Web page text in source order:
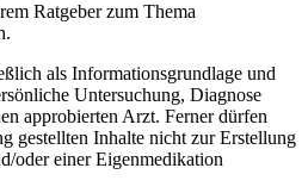
Ratgeber zum Thema
als Informationsgrundlage und
Untersuchung, Diagnose
approbierten Arzt. Ferner dürfen
gestellten Inhalte nicht zur Erstellung
oder einer Eigenmedikation